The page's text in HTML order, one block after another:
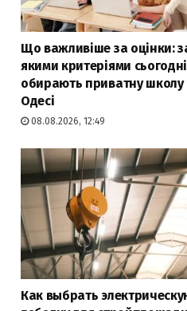
Що важливіше за оцінки:
якими критеріями сьогодні
обирають приватну школу
Одесі
08.08.2026, 12:49
Как выбрать